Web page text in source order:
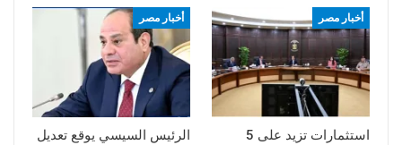
أخبار مصر
استثمارات تزيد على 5
أخبار مصر
الرئيس السيسي يوقع تعديل